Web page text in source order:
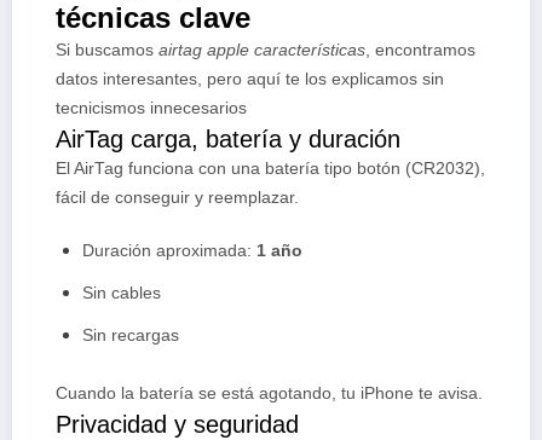
técnicas clave
Si buscamos airtag apple características, encontramos
datos interesantes, pero aquí te los explicamos sin
tecnicismos innecesarios
AirTag carga, batería y duración
El AirTag funciona con una batería tipo botón (CR2032),
fácil de conseguir y reemplazar.
Duración aproximada: 1 año
Sin cables
Sin recargas
Cuando la batería se está agotando, tu iPhone te avisa.
Privacidad y seguridad